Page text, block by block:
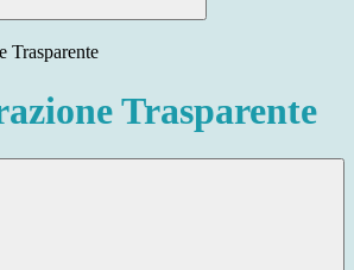
Trasparente
Trasparente